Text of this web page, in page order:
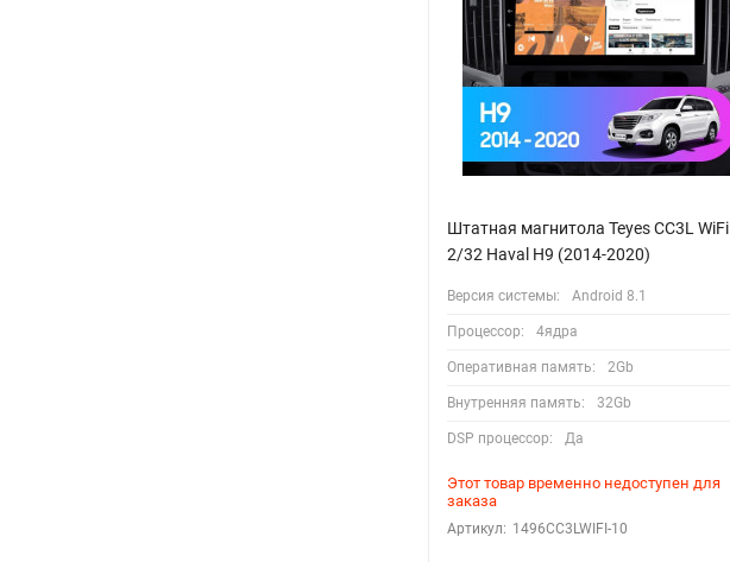
Штатная магнитола Teyes CC3L WiFi
2/32 Haval H9 (2014-2020)
Версия системы: Android 8.1
Процессор: 4ядра
Оперативная память: 2Gb
Внутренняя память: 32Gb
DSP процессор: Да
Этот товар временно недоступен для
заказа
Артикул: 1496CC3LWIFI-10